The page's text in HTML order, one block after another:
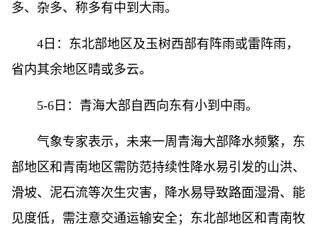
多、杂多、称多有中到大雨。
4日：东北部地区及玉树西部有阵雨或雷阵雨，
省内其余地区晴或多云。
5-6日：青海大部自西向东有小到中雨。
气象专家表示，未来一周青海大部降水频繁，东
部地区和青南地区需防范持续性降水易引发的山洪、
滑坡、泥石流等次生灾害，降水易导致路面湿滑、能
见度低，需注意交通运输安全；东北部地区和青南牧